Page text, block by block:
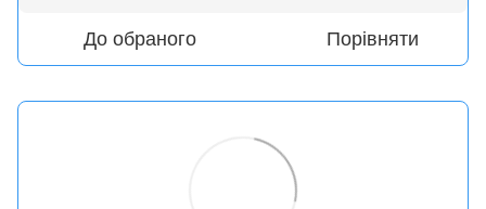
До обраного Порівняти